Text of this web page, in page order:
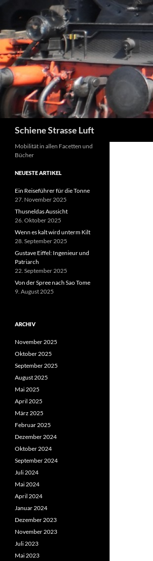
Zum
Inhalt
springen
Schiene Strasse Luft
Mobilität in allen Facetten und
Bücher
NEUESTE ARTIKEL
Ein Reiseführer für die Tonne
27. November 2025
Thusneldas Aussicht
26. Oktober 2025
Wenn es kalt wird unterm Kilt
28. September 2025
Gustave Eiffel: Ingenieur und
Patriarch
22. September 2025
Von der Spree nach Sao Tome
9. August 2025
ARCHIV
November 2025
Oktober 2025
September 2025
August 2025
Mai 2025
April 2025
März 2025
Februar 2025
Dezember 2024
Oktober 2024
September 2024
Juli 2024
Mai 2024
April 2024
Januar 2024
Dezember 2023
November 2023
Juli 2023
Mai 2023